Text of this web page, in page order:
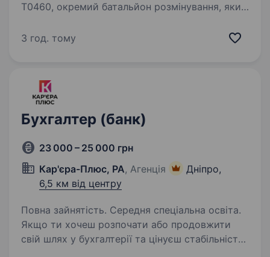
Т0460, окремий батальйон розмінування, який
нашої країни. Наша місія — очищувати
3 год. тому
Бухгалтер (банк)
23 000 – 25 000 грн
Кар'єра-Плюс, РА, Агенція
Дніпро,
6,5 км від центру
Повна зайнятість. Середня спеціальна освіта.
Якщо ти хочеш розпочати або продовжити
свій шлях у бухгалтерії та цінуєш стабільність і